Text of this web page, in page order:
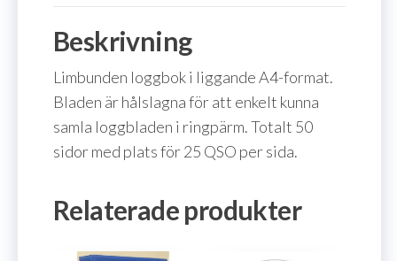
Beskrivning
Limbunden loggbok i liggande A4-format.
Bladen är hålslagna för att enkelt kunna
samla loggbladen i ringpärm. Totalt 50
sidor med plats för 25 QSO per sida.
Relaterade produkter